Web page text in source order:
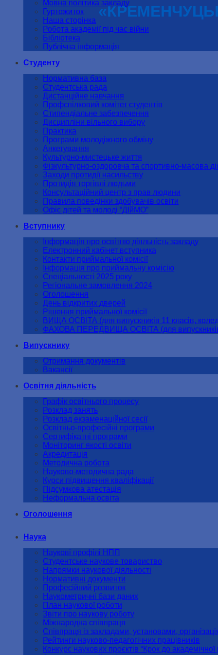
Мовна політика закладу
Гуртожиток
Наша сторінка
Робота академії під час війни
Бібліотека
Публічна інформація
Студенту
Нормативна база
Студентська рада
Дистанційне навчання
Профспілковий комітет студентів
Стипендіальне забезпечення
Дисципліни вільного вибору
Практика
Програми молодіжного обміну
Анкетування
Культурно-мистецьке життя
Фізкультурно-оздоровча та спортивно-масова
Заходи протидії насильству
Протидія торгівлі людьми
Консультаційний центр з прав людини
Правила поведінки здобувачів освіти
Офіс дітей та молоді “ДІйМО”
Вступнику
Інформація про освітню діяльність закладу
Електронний кабінет вступника
Контакти приймальної комісії
Інформація про приймальну комісію
Спеціальності 2025 року
Регіональне замовлення 2024
Оголошення
День відкритих дверей
Рішення приймальної комісії
ВИЩА ОСВІТА (для випускників 11 класів,
ФАХОВА ПЕРЕДВИЩА ОСВІТА (для випускників
Випускнику
Отримання документів
Вакансії
Освітня діяльність
Графік освітнього процесу
Розклад занять
Розклад екзаменаційної сесії
Освітньо-професійні програми
Сертифікатні програми
Моніторинг якості освіти
Акредитація
Методична робота
Науково-методична рада
Курси підвищення кваліфікації
Підсумкова атестація
Неформальна освіта
Оголошення
Наука
Наукові профілі НПП
Студентське наукове товариство
Напрямки наукової діяльності
Нормативні документи
Професійний розвиток
Наукометричні бази даних
План наукової роботи
Звіти про наукову роботу
Міжнародна співпраця
Співпраця із закладами, установами,
Рейтинги науково-педагогічних працівників
Конкурс наукових проєктів “Крок до